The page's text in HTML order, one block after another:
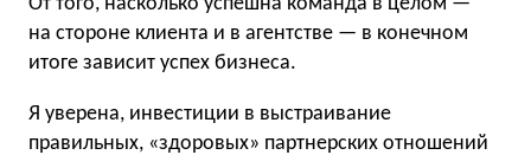
на стороне клиента и в агентстве — в конечном
итоге зависит успех бизнеса.
Я уверена, инвестиции в выстраивание
правильных, «здоровых» партнерских отношений